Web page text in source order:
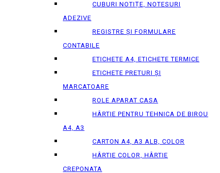
CUBURI NOTIȚE, NOTESURI
ADEZIVE
REGISTRE ȘI FORMULARE
CONTABILE
ETICHETE A4, ETICHETE TERMICE
ETICHETE PRETURI ȘI
MARCATOARE
ROLE APARAT CASA
HÂRTIE PENTRU TEHNICA DE BIROU
A4, A3
CARTON A4, A3 ALB, COLOR
HÂRTIE COLOR, HÂRTIE
CREPONATA